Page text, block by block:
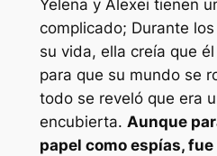
Yelena y Alexei tienen
complicado; Durante
su vida, ella creía que
para que su mundo se
todo se reveló que era
encubierta. Aunque
papel como espías,